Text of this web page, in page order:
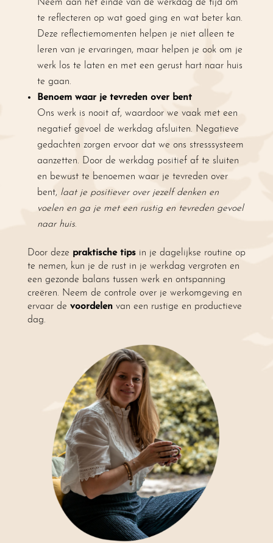
Neem aan het einde van de werkdag de tijd om
te reflecteren op wat goed ging en wat beter kan.
Deze reflectiemomenten helpen je niet alleen te
leren van je ervaringen, maar helpen je ook om je
werk los te laten en met een gerust hart naar huis
te gaan.
Benoem waar je tevreden over bent
Ons werk is nooit af, waardoor we vaak met een
negatief gevoel de werkdag afsluiten. Negatieve
gedachten zorgen ervoor dat we ons stresssysteem
aanzetten. Door de werkdag positief af te sluiten
en bewust te benoemen waar je tevreden over
bent, laat je positiever over jezelf denken en
voelen en ga je met een rustig en tevreden gevoel
naar huis.
Door deze praktische tipsin je dagelijkse routine op
te nemen, kun je de rust in je werkdag vergroten en
een gezonde balans tussen werk en ontspanning
creëren. Neem de controle over je werkomgeving en
ervaar de voordelenvan een rustige en productieve
dag.